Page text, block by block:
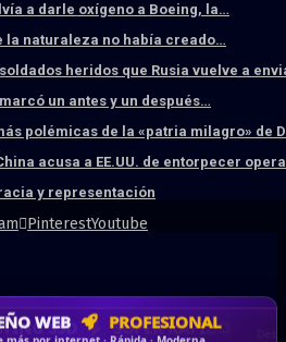
a darle oxígeno a Boeing, la…
la naturaleza no había creado…
heridos que Rusia vuelve a
un antes y un después…
polémicas de la «patria milagro» de
acusa a EE.UU. de entorpecer
y representación
PinterestYoutube
SSD SÚPER RÁPIDO
WEB PROFESIONAL
& DASHBOARD A MEDIDA
CORPORATIVO